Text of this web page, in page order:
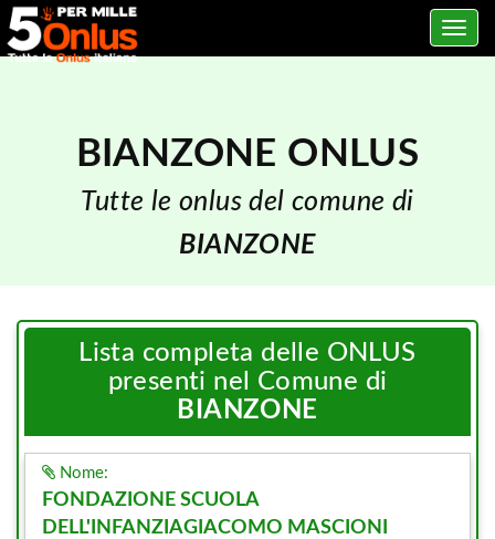
Toggle
BIANZONE ONLUS
Tutte le onlus del comune di
BIANZONE
Lista completa delle ONLUS
presenti nel Comune di
BIANZONE
Nome:
FONDAZIONE SCUOLA
DELL'INFANZIAGIACOMO MASCIONI